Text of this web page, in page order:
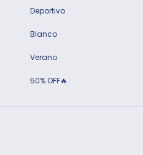
Deportivo
Blanco
Verano
50% OFF🔥